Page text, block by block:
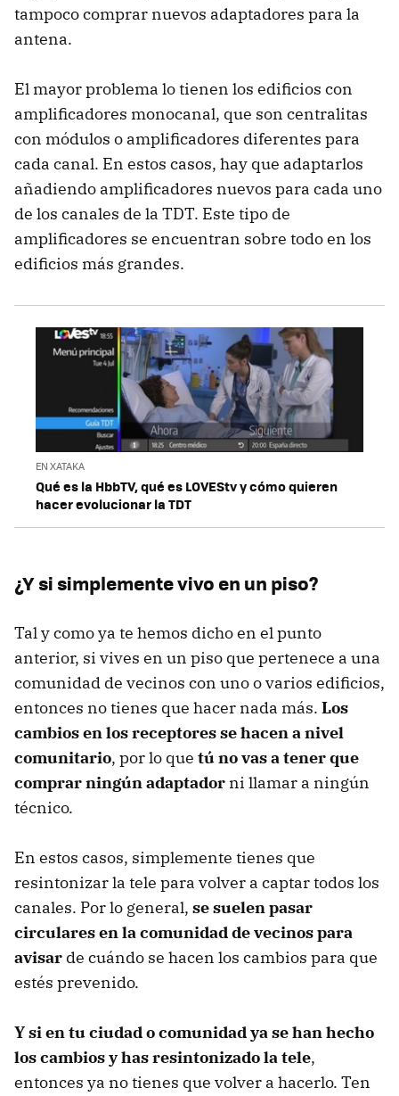
tampoco comprar nuevos adaptadores para la
antena.
El mayor problema lo tienen los edificios con
amplificadores monocanal, que son centralitas
con módulos o amplificadores diferentes para
cada canal. En estos casos, hay que adaptarlos
añadiendo amplificadores nuevos para cada uno
de los canales de la TDT. Este tipo de
amplificadores se encuentran sobre todo en los
edificios más grandes.
EN XATAKA
Qué es la HbbTV, qué es LOVEStv y cómo quieren
hacer evolucionar la TDT
¿Y si simplemente vivo en un piso?
Tal y como ya te hemos dicho en el punto
anterior, si vives en un piso que pertenece a una
comunidad de vecinos con uno o varios edificios,
entonces no tienes que hacer nada más. Los
cambios en los receptores se hacen a nivel
comunitario, por lo que tú no vas a tener que
comprar ningún adaptador ni llamar a ningún
técnico.
En estos casos, simplemente tienes que
resintonizar la tele para volver a captar todos los
canales. Por lo general, se suelen pasar
circulares en la comunidad de vecinos para
avisar de cuándo se hacen los cambios para que
estés prevenido.
Y si en tu ciudad o comunidad ya se han hecho
los cambios y has resintonizado la tele,
entonces ya no tienes que volver a hacerlo. Ten